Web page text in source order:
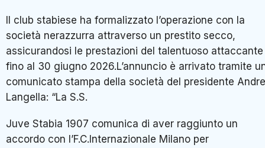
Il club stabiese ha formalizzato l’operazione con la
società nerazzurra attraverso un prestito secco,
assicurandosi le prestazioni del talentuoso attaccante
fino al 30 giugno 2026.L’annuncio è arrivato tramite
comunicato stampa della società del presidente
Langella: “La S.S.
Juve Stabia 1907 comunica di aver raggiunto un
accordo con l’F.C.Internazionale Milano per